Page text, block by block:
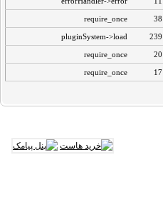
38
require_once
239
pluginSystem->load
20
require_once
17
require_once